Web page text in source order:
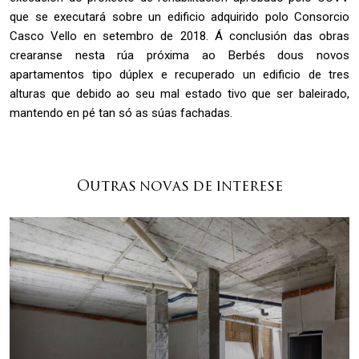
que se executará sobre un edificio adquirido polo Consorcio
Casco Vello en setembro de 2018. Á conclusión das obras
crearanse nesta rúa próxima ao Berbés dous novos
apartamentos tipo dúplex e recuperado un edificio de tres
alturas que debido ao seu mal estado tivo que ser baleirado,
mantendo en pé tan só as súas fachadas.
Outras novas de interese